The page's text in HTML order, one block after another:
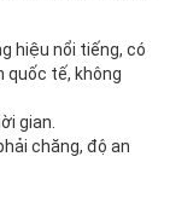
hiệu nổi tiếng, có
quốc tế, không
gian.
chăng, độ an